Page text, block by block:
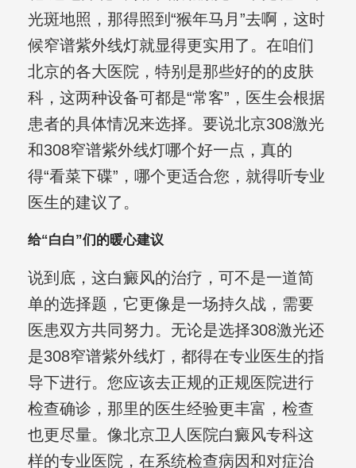
光斑地照，那得照到“猴年马月”去啊，这时
候窄谱紫外线灯就显得更实用了。在咱们
北京的各大医院，特别是那些好的的皮肤
科，这两种设备可都是“常客”，医生会根据
患者的具体情况来选择。要说北京308激光
和308窄谱紫外线灯哪个好一点，真的
得“看菜下碟”，哪个更适合您，就得听专业
医生的建议了。
给“白白”们的暖心建议
说到底，这白癜风的治疗，可不是一道简
单的选择题，它更像是一场持久战，需要
医患双方共同努力。无论是选择308激光还
是308窄谱紫外线灯，都得在专业医生的指
导下进行。您应该去正规的正规医院进行
检查确诊，那里的医生经验更丰富，检查
也更尽量。像北京卫人医院白癜风专科这
样的专业医院，在系统检查病因和对症治